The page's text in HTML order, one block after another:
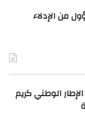
من الإدلاء
الوطني كريم